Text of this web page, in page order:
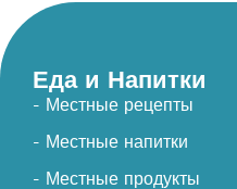
Еда и Напитки
- Местные рецепты
- Местные напитки
- Местные продукты